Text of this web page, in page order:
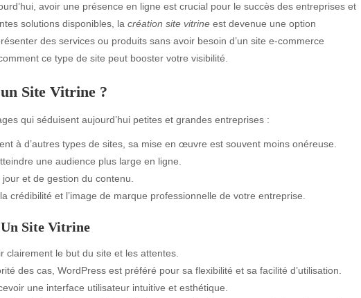
avoir une présence en ligne est crucial pour le succès des entreprises et
solutions disponibles, la création site vitrine est devenue une option
des services ou produits sans avoir besoin d’un site e-commerce
ce type de site peut booster votre visibilité.
Site Vitrine ?
qui séduisent aujourd’hui petites et grandes entreprises :
à d’autres types de sites, sa mise en œuvre est souvent moins onéreuse.
une audience plus large en ligne.
et de gestion du contenu.
crédibilité et l’image de marque professionnelle de votre entreprise.
Site Vitrine
clairement le but du site et les attentes.
des cas, WordPress est préféré pour sa flexibilité et sa facilité d’utilisation.
une interface utilisateur intuitive et esthétique.